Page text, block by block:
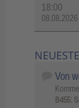
18:00
08.08.2026
Von
B455: